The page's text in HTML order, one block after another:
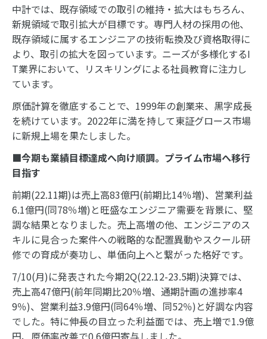
中計では、既存領域での取引の維持・拡大はもちろん、
新規領域で取引拡大が目標です。専門人材の採用の他、
既存領域に属するエンジニアの技術転換及び資格取得に
より、取引の拡大を図っています。ニーズが多様化するI
T業界において、リスキリングによる社員教育に注力し
ています。
原価計算を徹底することで、1999年の創業来、黒字成長
を続けています。2022年に満を持して東証グロース市場
に新規上場を果たしました。
■今期も業績目標達成へ向け順調。プライム市場へ移行
目指す
前期(22.11期)は売上高83億円(前期比14％増)、営業利益
6.1億円(同78％増)と旺盛なエンジニア需要を背景に、堅
調な結果となりました。売上高増の他、エンジニアのス
キルに見合った案件への戦略的な配置異動やスクール研
修での育成が奏功し、単価向上へと繋がった格好です。
7/10(月)に発表された今期2Q(22.12-23.5期)決算では、
売上高47億円(前年同期比20％増、通期計画の進捗率4
9％)、営業利益3.9億円(同64％増、同52％)と好調な内容
でした。特に伸長の目立った利益面では、売上増で1.9億
円、原価率改善で0.6億円寄与しました。